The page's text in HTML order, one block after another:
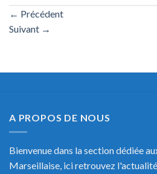
← Précédent
Suivant →
A PROPOS DE NOUS
Bienvenue dans la section dédiée
Marseillaise, ici retrouvez